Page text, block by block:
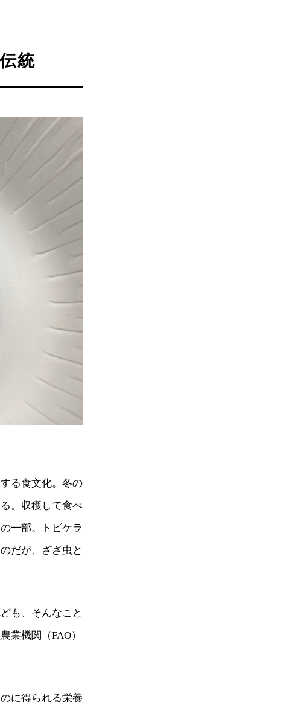
統
る食文化。冬の
。収穫して食べ
一部。トビケラ
だが、ざざ虫と
も、そんなこと
業機関（FAO）
に得られる栄養